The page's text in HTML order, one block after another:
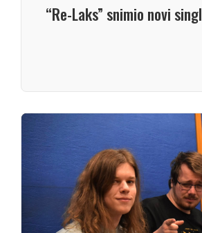
“Re-Laks” snimio novi singl